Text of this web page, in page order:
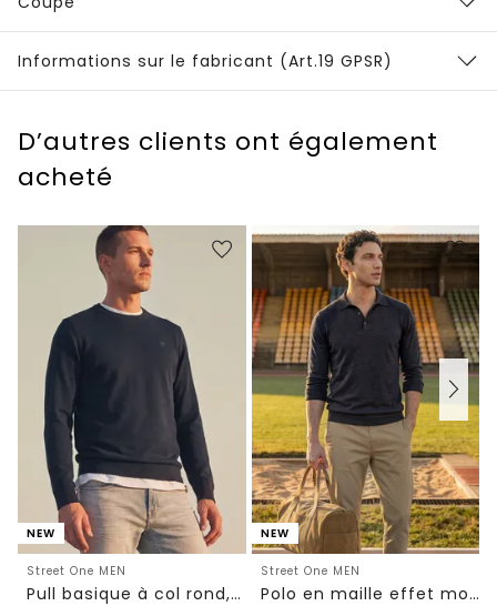
Informations sur le fabricant (Art.19 GPSR)
D’autres clients ont également
acheté
NEW
Street One MEN
Pull basique à col rond, couleur unie
NEW
Street One MEN
Polo en maille effet mouliné